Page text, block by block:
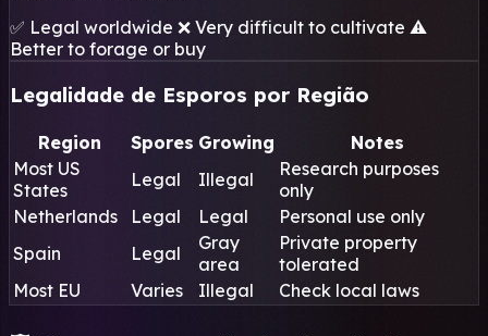
✅ Legal worldwide ❌ Very difficult to cultivate ⚠️
Better to forage or buy
Legalidade de Esporos por Região
Region Spores Growing
Notes
Most US
States
Legal Illegal
Research purposes
only
Netherlands
Legal Legal
Personal use only
Spain
Legal
Gray
area
Private property
tolerated
Most EU
Varies Illegal Check local laws